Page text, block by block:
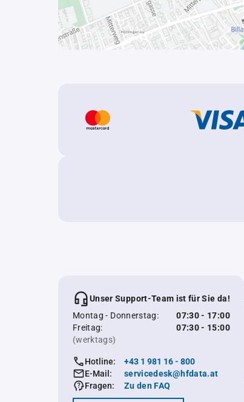
Unser Support-Team ist für Sie da!
Montag - Donnerstag:
07:30 - 17:00
Freitag:
07:30 - 15:00
(werktags)
Hotline:
+43 1 981 16 - 800
E-Mail:
servicedesk@hfdata.at
Fragen:
Zu den FAQ